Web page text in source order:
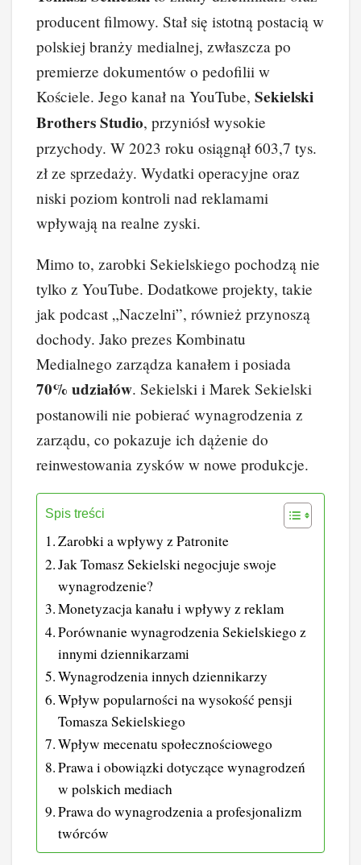
e
b
o
o
k
e
st
e
dI
n
di
t
p
y
Li
n
k
producent filmowy. Stał się istotną postacią w
polskiej branży medialnej, zwłaszcza po
premierze dokumentów o pedofilii w
Kościele. Jego kanał na YouTube, Sekielski
Brothers Studio, przyniósł wysokie
przychody. W 2023 roku osiągnął 603,7 tys.
zł ze sprzedaży. Wydatki operacyjne oraz
niski poziom kontroli nad reklamami
wpływają na realne zyski.
Mimo to, zarobki Sekielskiego pochodzą nie
tylko z YouTube. Dodatkowe projekty, takie
jak podcast „Naczelni”, również przynoszą
dochody. Jako prezes Kombinatu
Medialnego zarządza kanałem i posiada
70% udziałów. Sekielski i Marek Sekielski
postanowili nie pobierać wynagrodzenia z
zarządu, co pokazuje ich dążenie do
reinwestowania zysków w nowe produkcje.
Spis treści
Zarobki a wpływy z Patronite
Jak Tomasz Sekielski negocjuje swoje
wynagrodzenie?
Monetyzacja kanału i wpływy z reklam
Porównanie wynagrodzenia Sekielskiego z
innymi dziennikarzami
Wynagrodzenia innych dziennikarzy
Wpływ popularności na wysokość pensji
Tomasza Sekielskiego
Wpływ mecenatu społecznościowego
Prawa i obowiązki dotyczące wynagrodzeń
w polskich mediach
Prawa do wynagrodzenia a profesjonalizm
twórców